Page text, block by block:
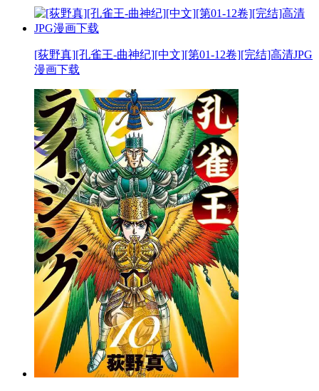
[荻野真][孔雀王-曲神纪][中文][第01-12卷][完结]高清JPG
漫画下载